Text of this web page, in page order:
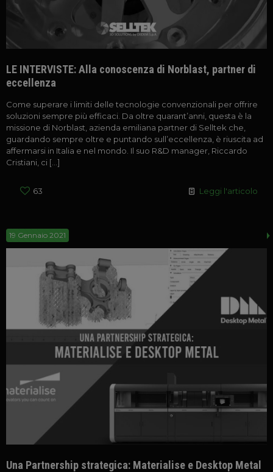
LE INTERVISTE: Alla conoscenza di Norblast, partner di
eccellenza
Come superare i limiti delle tecnologie convenzionali per offrire
soluzioni sempre più efficaci. Da oltre quarant’anni, questa è la
missione di Norblast, azienda emiliana partner di Selltek che,
guardando sempre oltre e puntando sull’eccellenza, è riuscita ad
affermarsi in Italia e nel mondo. Il suo R&D manager, Riccardo
Cristiani, ci […]
63 Leggi l'articolo
19 Gennaio 2021
Una Partnership strategica: Materialise e Desktop Metal